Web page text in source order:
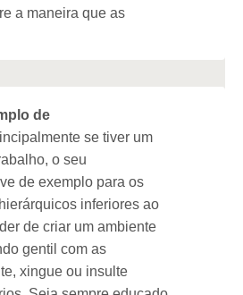
a maneira que as
de
se tiver um
o seu
de exemplo para os
inferiores ao
de criar um ambiente
gentil com as
xingue ou insulte